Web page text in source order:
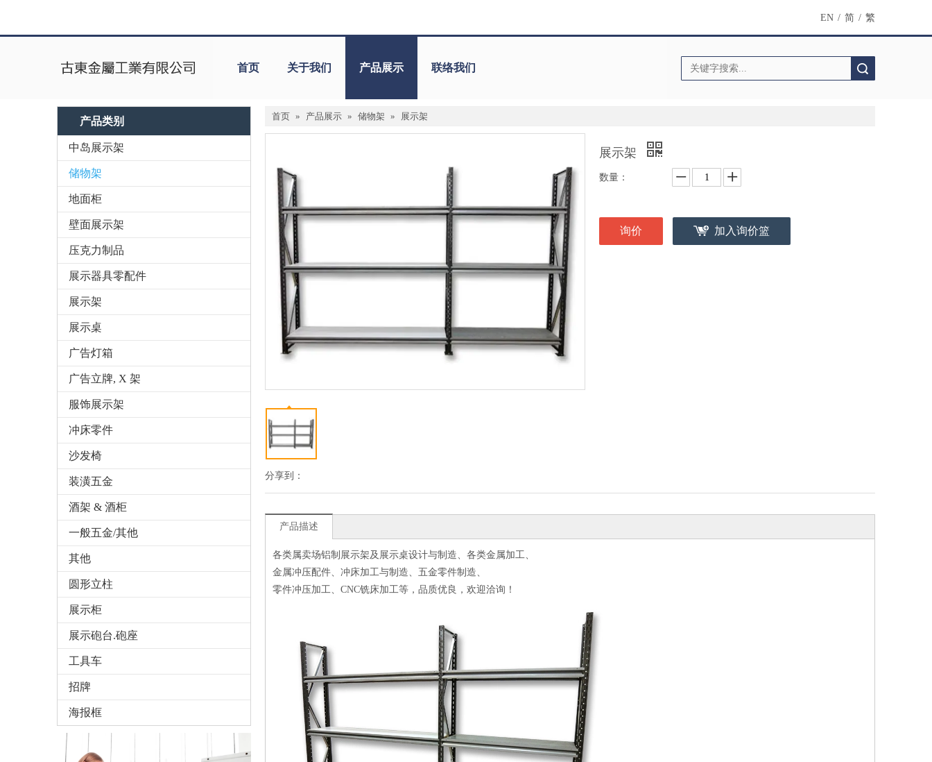
EN / 简 / 繁
首页 关于我们 产品展示 联络我们
产品类别
中岛展示架
储物架
地面柜
壁面展示架
压克力制品
展示器具零配件
展示架
展示桌
广告灯箱
广告立牌, X 架
服饰展示架
冲床零件
沙发椅
装潢五金
酒架 & 酒柜
一般五金/其他
其他
圆形立柱
展示柜
展示砲台.砲座
工具车
招牌
海报框
首页 » 产品展示 » 储物架 » 展示架
分享到：
展示架
数量：
询价 加入询价篮
产品描述
各类属卖场铝制展示架及展示桌设计与制造、各类金属加工、
金属冲压配件、冲床加工与制造、五金零件制造、
零件冲压加工、CNC铣床加工等，品质优良，欢迎洽询！